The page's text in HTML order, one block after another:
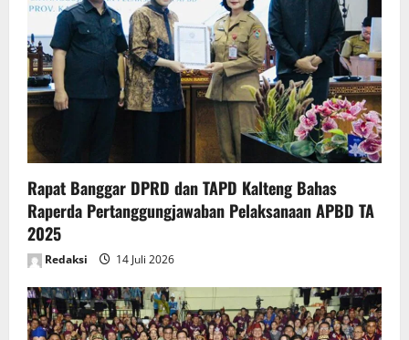
Rapat Banggar DPRD dan TAPD Kalteng Bahas
Raperda Pertanggungjawaban Pelaksanaan APBD TA
2025
Redaksi 14 Juli 2026